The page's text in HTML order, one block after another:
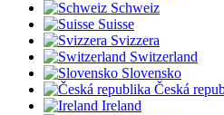
Schweiz
Suisse
Svizzera
Switzerland
Slovensko
Česká
Ireland